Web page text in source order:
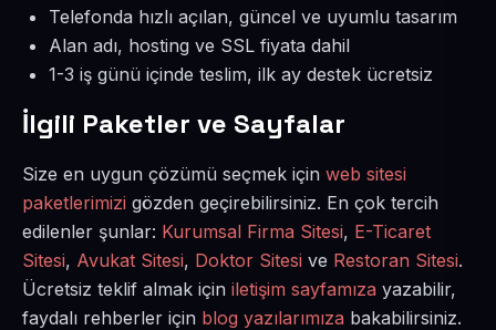
Telefonda hızlı açılan, güncel ve uyumlu tasarım
Alan adı, hosting ve SSL fiyata dahil
1-3 iş günü içinde teslim, ilk ay destek ücretsiz
İlgili Paketler ve Sayfalar
Size en uygun çözümü seçmek için web sitesi
paketlerimizi gözden geçirebilirsiniz. En çok tercih
edilenler şunlar: Kurumsal Firma Sitesi, E-Ticaret
Sitesi, Avukat Sitesi, Doktor Sitesi ve Restoran Sitesi.
Ücretsiz teklif almak için iletişim sayfamıza yazabilir,
faydalı rehberler için blog yazılarımıza bakabilirsiniz.